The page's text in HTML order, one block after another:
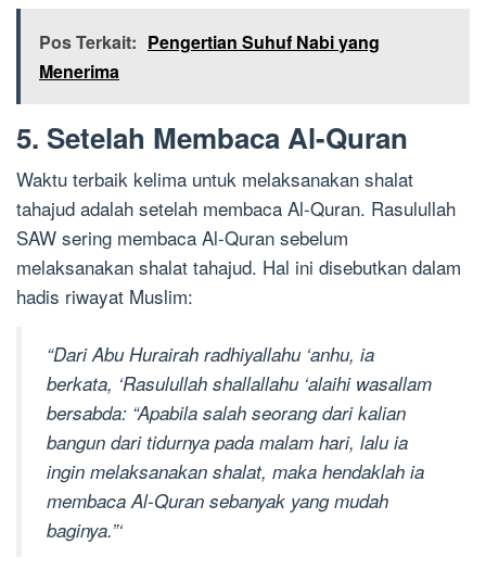
Pos Terkait: Pengertian Suhuf Nabi yang
Menerima
5. Setelah Membaca Al-Quran
Waktu terbaik kelima untuk melaksanakan shalat
tahajud adalah setelah membaca Al-Quran. Rasulullah
SAW sering membaca Al-Quran sebelum
melaksanakan shalat tahajud. Hal ini disebutkan dalam
hadis riwayat Muslim:
“Dari Abu Hurairah radhiyallahu ‘anhu, ia
berkata, ‘Rasulullah shallallahu ‘alaihi wasallam
bersabda: “Apabila salah seorang dari kalian
bangun dari tidurnya pada malam hari, lalu ia
ingin melaksanakan shalat, maka hendaklah ia
membaca Al-Quran sebanyak yang mudah
baginya.”‘